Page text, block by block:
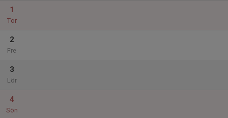
1
Tor
2
Fre
3
Lör
4
Sön